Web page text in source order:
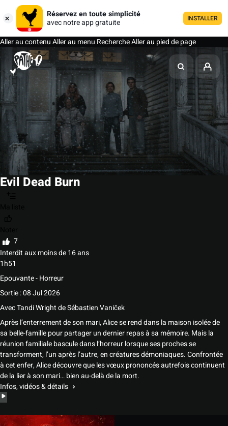
Réservez en toute simplicité
avec notre app gratuite
INSTALLER
Aller au contenuAller au menu RechercheAller au pied de page
Evil Dead Burn
7
Interdit aux moins de 16 ans
1h51
Epouvante - Horreur
Sortie : 08 Jul 2026
AvecTandi WrightdeSébastien Vaniček
Après l’enterrement de son mari, Alice se rend dans la maison isolée de
sa belle-famille pour partager un dernier repas à sa mémoire. Mais la
réunion familiale bascule dans l’horreur lorsque ses proches se
transforment, l’un après l’autre, en créatures démoniaques. Confrontée
à cet enfer, Alice découvre que les vœux prononcés autrefois continuent
de la lier à son mari… bien au-delà de la mort.
Infos, vidéos & détails